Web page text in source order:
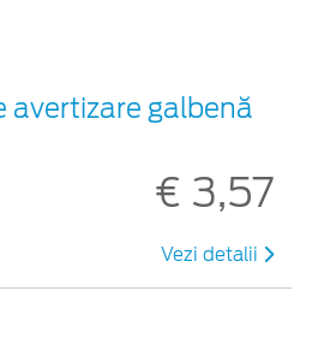
avertizare galbenă
€ 3,57
Vezi detalii